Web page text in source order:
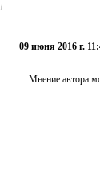
09 июня 2016 г.
Мнение автора